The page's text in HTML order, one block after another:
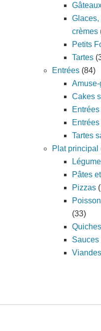
Glaces,
crèmes
Petits
Tartes
Entrées (84)
Cakes
Tartes
Plat principal
Pâtes
Pizzas
(33)
Sauces
Viandes